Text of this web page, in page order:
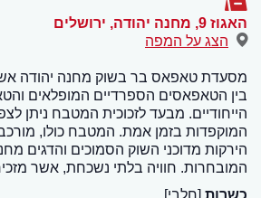
האגוז 9, מחנה יהודה , ירושלים
הצג על המפה
מסעדת טאפאס בר בשוק מחנה יהודה
בין הטאפאסים הספרדיים המופלאים
הייחודיים. מבעד לזכוכית המטבח ניתן
המוקפדות בזמן אמת. המטבח כולו,
הירקות מדוכני השוק הסמוכים והדגים
המובחרות. חוויה בלתי נשכחת, אשר
כשרות [חלבי]